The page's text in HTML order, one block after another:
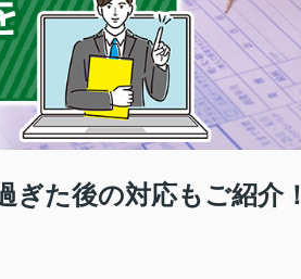
ぎた後の対応もご紹介！